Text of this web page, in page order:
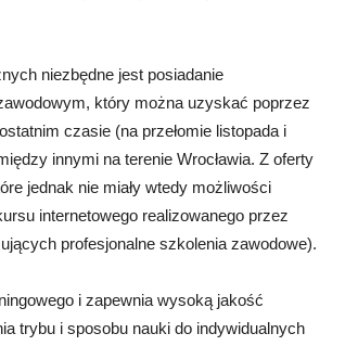
niezbędne jest posiadanie
który można uzyskać poprzez
czasie (na przełomie listopada i
innymi na terenie Wrocławia. Z oferty
jednak nie miały wtedy możliwości
internetowego realizowanego przez
profesjonalne szkolenia zawodowe).
i zapewnia wysoką jakość
trybu i sposobu nauki do indywidualnych